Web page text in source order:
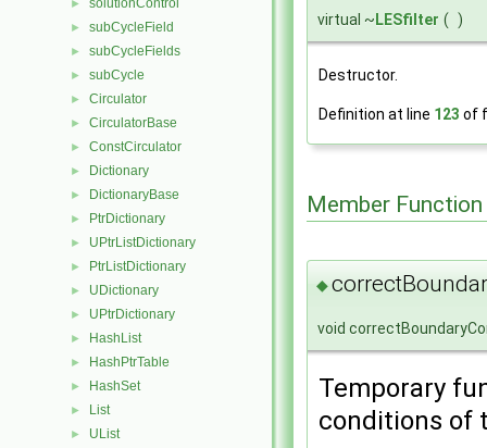
► solutionControl
► subCycleField
► subCycleFields
► subCycle
► Circulator
► CirculatorBase
► ConstCirculator
► Dictionary
► DictionaryBase
► PtrDictionary
► UPtrListDictionary
► PtrListDictionary
► UDictionary
► UPtrDictionary
► HashList
► HashPtrTable
► HashSet
► List
► UList
virtual ~LESfilter ( )
Destructor.
Definition at line 123 of
Member
◆
void
Temporary
conditions of